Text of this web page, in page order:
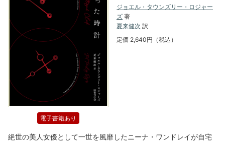
電子書籍あり
ジョエル・タウンズリー・ロジャー
ズ 著
夏来健次 訳
定価 2,640円（税込）
絶世の美人女優として一世を風靡したニーナ・ワンドレイが自宅